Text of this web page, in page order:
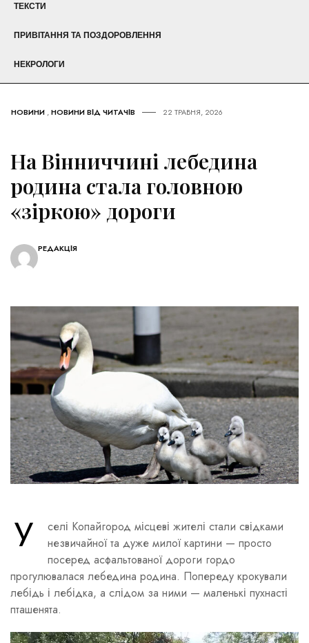
ТЕКСТИ
ПРИВІТАННЯ ТА ПОЗДОРОВЛЕННЯ
НЕКРОЛОГИ
НОВИНИ ,НОВИНИ ВІД ЧИТАЧІВ 22 ТРАВНЯ, 2026
На Вінниччині лебедина
родина стала головною
«зіркою» дороги
РЕДАКЦІЯ
У
селі Копайгород місцеві жителі стали свідками
незвичайної та дуже милої картини — просто
посеред асфальтованої дороги гордо
прогулювалася лебедина родина. Попереду крокували
лебідь і лебідка, а слідом за ними — маленькі пухнасті
пташенята.